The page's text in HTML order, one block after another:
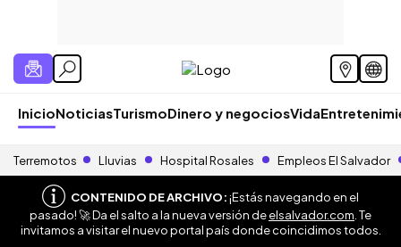
InicioNoticiasTurismoDinero y negociosVida
Terremotos Lluvias Hospital Rosales Empleos El Salvador
CONTENIDO DE ARCHIVO:¡Estás navegando en el
pasado! 🚀 Da el salto a la nueva versión deelsalvador.com . Te
invitamos a visitar el nuevo portal país donde coincidimos todos.